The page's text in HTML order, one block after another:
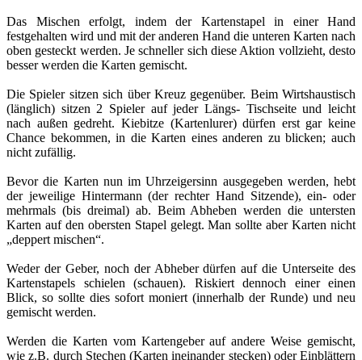
Das Mischen erfolgt, indem der Kartenstapel in einer Hand
festgehalten wird und mit der anderen Hand die unteren Karten nach
oben gesteckt werden. Je schneller sich diese Aktion vollzieht, desto
besser werden die Karten gemischt.
Die Spieler sitzen sich über Kreuz gegenüber. Beim Wirtshaustisch
(länglich) sitzen 2 Spieler auf jeder Längs- Tischseite und leicht
nach außen gedreht. Kiebitze (Kartenlurer) dürfen erst gar keine
Chance bekommen, in die Karten eines anderen zu blicken; auch
nicht zufällig.
Bevor die Karten nun im Uhrzeigersinn ausgegeben werden, hebt
der jeweilige Hintermann (der rechter Hand Sitzende), ein- oder
mehrmals (bis dreimal) ab. Beim Abheben werden die untersten
Karten auf den obersten Stapel gelegt. Man sollte aber Karten nicht
„deppert mischen“.
Weder der Geber, noch der Abheber dürfen auf die Unterseite des
Kartenstapels schielen (schauen). Riskiert dennoch einer einen
Blick, so sollte dies sofort moniert (innerhalb der Runde) und neu
gemischt werden.
Werden die Karten vom Kartengeber auf andere Weise gemischt,
wie z.B. durch Stechen (Karten ineinander stecken) oder Einblättern